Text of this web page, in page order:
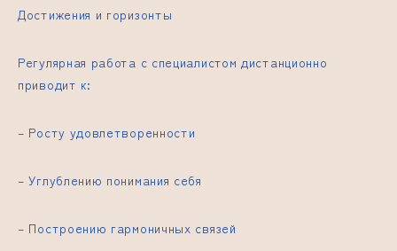
Достижения и горизонты
Регулярная работа с специалистом дистанционно
приводит к:
– Росту удовлетворенности
– Углублению понимания себя
– Построению гармоничных связей